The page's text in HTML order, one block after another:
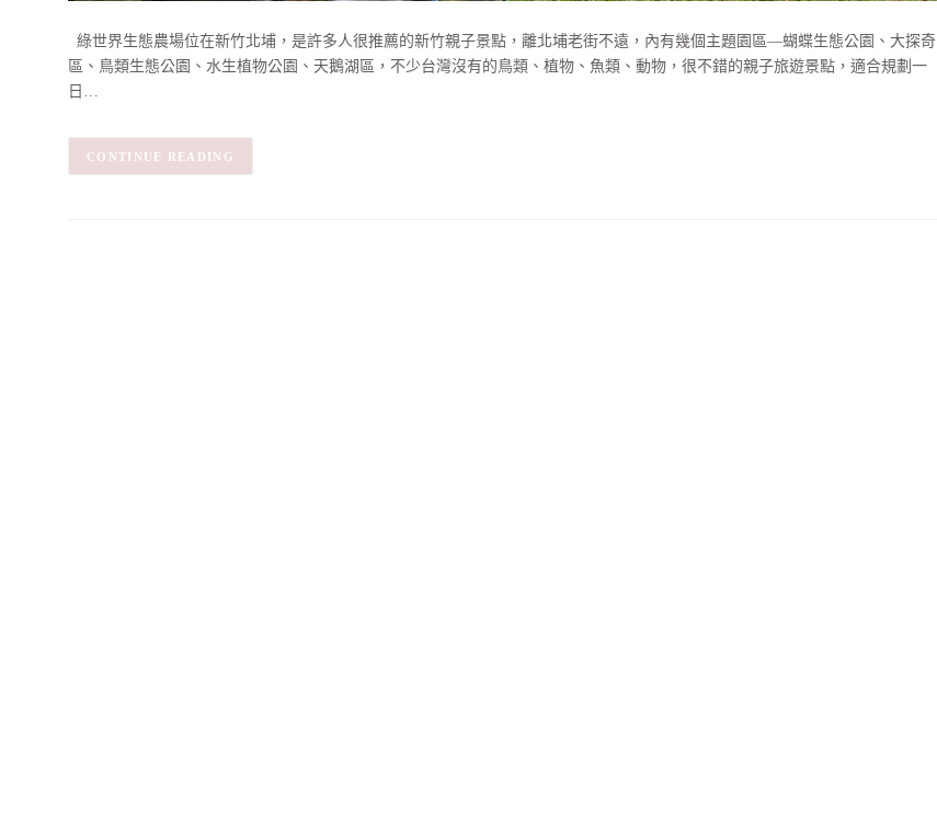
綠世界生態農場位在新竹北埔，是許多人很推薦的新竹親子景點，離北埔老街不遠，內有幾個主題園區—蝴蝶生態公園、大探奇
區、鳥類生態公園、水生植物公園、天鵝湖區，不少台灣沒有的鳥類、植物、魚類、動物，很不錯的親子旅遊景點，適合規劃一
日…
CONTINUE READING